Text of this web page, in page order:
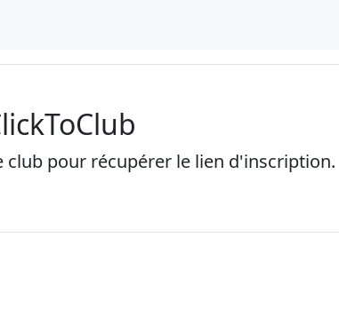
club pour récupérer le lien d'inscription.